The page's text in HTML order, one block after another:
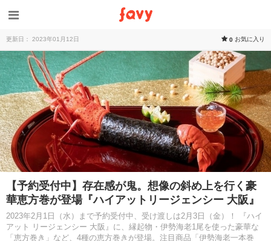
更新日： 2023年01月12日 0 お気に入り
【予約受付中】存在感が鬼。想像の斜め上を行く豪
華恵方巻が登場『ハイアットリージェンシー 大阪』
2023年2月1日（水）まで予約受付中、受け渡しは2月3日（金）！ 『ハイ
アット リージェンシー 大阪』に、縁起物・伊勢海老1尾を使った豪華な
「恵方巻き」など、4種の恵方巻きが登場。注目商品「伊勢海老一本巻